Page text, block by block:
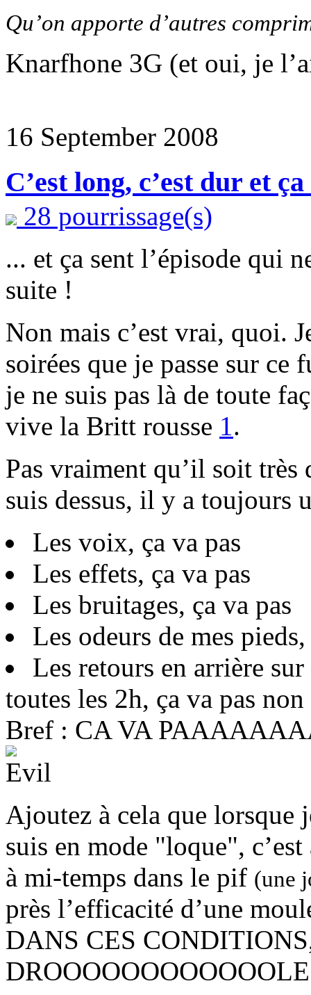
Qu’on apporte d’autres
Knarfhone 3G (et oui, je
16 September 2008
C’est long, c’est dur et
28 pourrissage(s)
... et ça sent l’épisode qui
suite !
Non mais c’est vrai, quoi.
soirées que je passe sur ce
je ne suis pas là de toute
vive la Britt rousse 1.
Pas vraiment qu’il soit
suis dessus, il y a toujours
Les voix, ça va pas
Les effets, ça va pas
Les bruitages, ça va pas
Les odeurs de mes
Les retours en arrière
toutes les 2h, ça va pas
Bref : CA VA
Ajoutez à cela que lorsque
suis en mode "loque",
à mi-temps dans le pif (une
près l’efficacité d’une
DANS CES